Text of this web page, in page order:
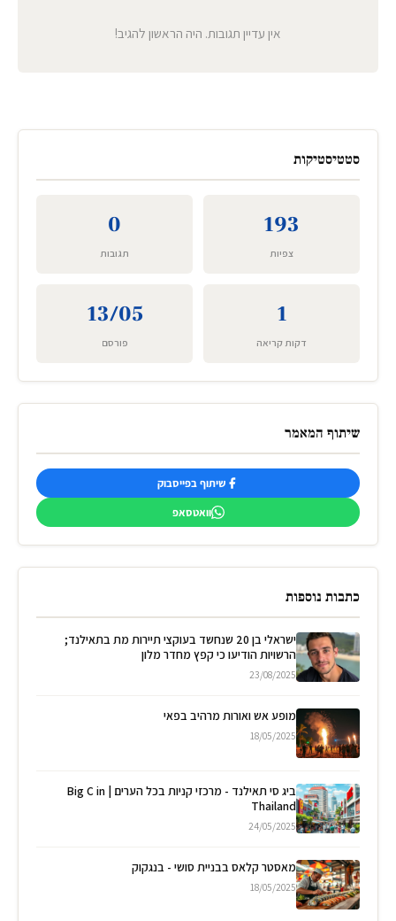
אין עדיין תגובות. היה הראשון להגיב!
סטטיסטיקות
193
צפיות
0
תגובות
1
דקות קריאה
13/05
פורסם
שיתוף המאמר
שיתוף בפייסבוק
וואטסאפ
כתבות נוספות
ישראלי בן 20 שנחשד בעוקצי תיירות מת בתאילנד;
הרשויות הודיעו כי קפץ מחדר מלון
23/08/2025
מופע אש ואורות מרהיב בפאי
18/05/2025
ביג סי תאילנד - מרכזי קניות בכל הערים | Big C in
Thailand
24/05/2025
מאסטר קלאס בבניית סושי - בנגקוק
18/05/2025